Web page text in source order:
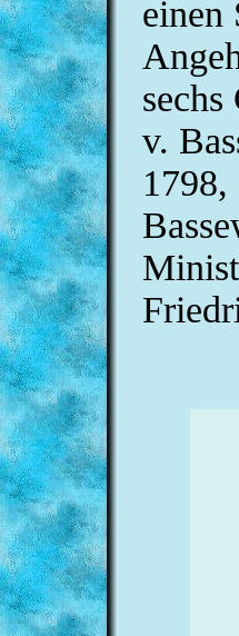
einen
v.